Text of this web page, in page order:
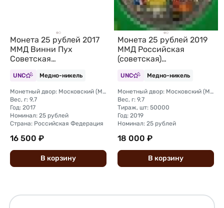
Монета 25 рублей 2017
ММД Винни Пух
Советская
(цветная, в блистере)
UNC Медно-никель
Монетный двор: Московский (ММД)
Вес, г: 9,7
Год: 2017
Номинал: 25 рублей
Страна: Российская Федерация
16 500 ₽
В корзину
Монета 25 рублей 2019
ММД Российская
(советская)
Мороз и Лето (цветная, в
блистере)
UNC Медно-никель
Монетный двор: Московский (ММД)
Вес, г: 9,7
Тираж, шт: 50000
Год: 2019
Номинал: 25 рублей
18 000 ₽
В корзину